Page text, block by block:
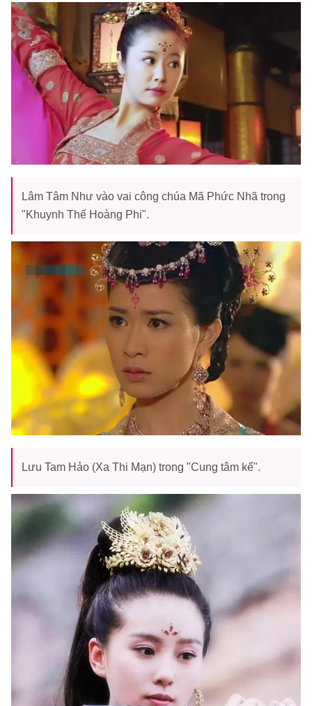
Lâm Tâm Như vào vai công chúa Mã Phức Nhã trong
"Khuynh Thế Hoàng Phi".
Lưu Tam Hảo (Xa Thi Mạn) trong "Cung tâm kế".